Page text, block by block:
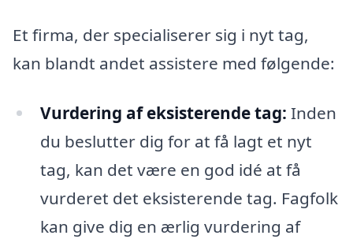
Et firma, der specialiserer sig i nyt tag,
kan blandt andet assistere med følgende:
Vurdering af eksisterende tag: Inden
du beslutter dig for at få lagt et nyt
tag, kan det være en god idé at få
vurderet det eksisterende tag. Fagfolk
kan give dig en ærlig vurdering af